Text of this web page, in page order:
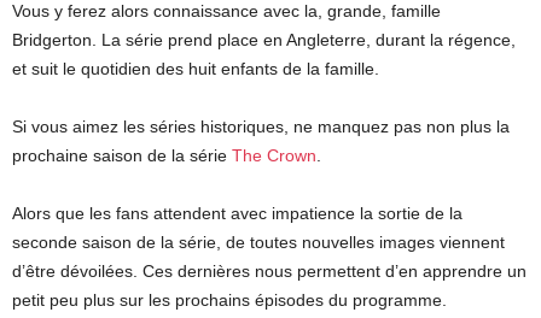
Vous y ferez alors connaissance avec la, grande, famille
Bridgerton. La série prend place en Angleterre, durant la régence,
et suit le quotidien des huit enfants de la famille.
Si vous aimez les séries historiques, ne manquez pas non plus la
prochaine saison de la série The Crown.
Alors que les fans attendent avec impatience la sortie de la
seconde saison de la série, de toutes nouvelles images viennent
d’être dévoilées. Ces dernières nous permettent d’en apprendre un
petit peu plus sur les prochains épisodes du programme.